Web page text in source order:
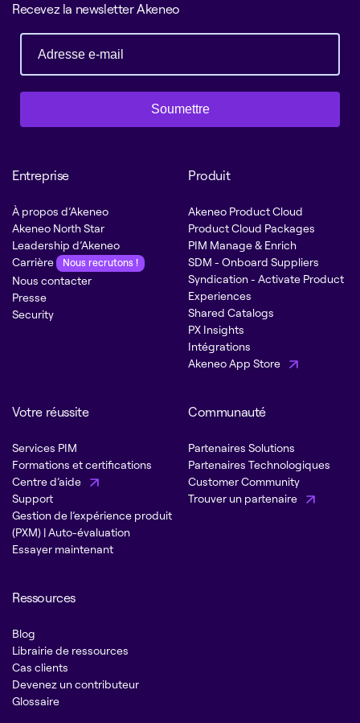
Recevez la newsletter Akeneo
Soumettre
Entreprise
À propos d’Akeneo
Akeneo North Star
Leadership d’Akeneo
Carrière
Nous recrutons !
Nous contacter
Presse
Security
Produit
Akeneo Product Cloud
Product Cloud Packages
PIM Manage & Enrich
SDM - Onboard Suppliers
Syndication - Activate Product
Experiences
Shared Catalogs
PX Insights
Intégrations
Akeneo App Store
Votre réussite
Services PIM
Formations et certifications
Centre d’aide
Support
Gestion de l’expérience produit
(PXM) | Auto-évaluation
Essayer maintenant
Communauté
Partenaires Solutions
Partenaires Technologiques
Customer Community
Trouver un partenaire
Ressources
Blog
Librairie de ressources
Cas clients
Devenez un contributeur
Glossaire